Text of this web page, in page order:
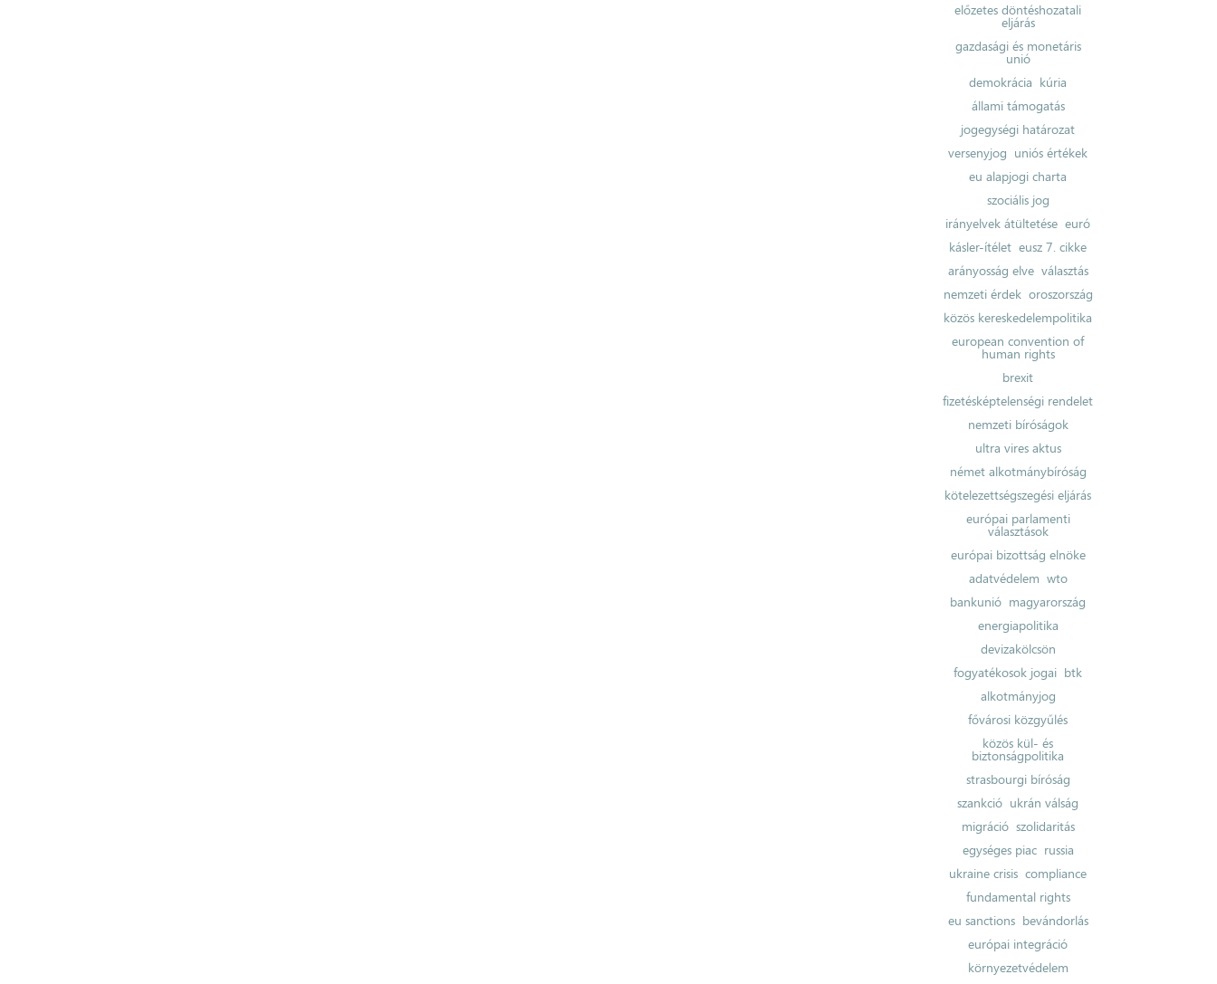
előzetes döntéshozatali
eljárás
gazdasági és monetáris
unió
demokrácia kúria
állami támogatás
jogegységi határozat
versenyjog uniós értékek
eu alapjogi charta
szociális jog
irányelvek átültetése euró
kásler-ítélet eusz 7. cikke
arányosság elve választás
nemzeti érdek oroszország
közös kereskedelempolitika
european convention of
human rights
brexit
fizetésképtelenségi rendelet
nemzeti bíróságok
ultra vires aktus
német alkotmánybíróság
kötelezettségszegési eljárás
európai parlamenti
választások
európai bizottság elnöke
adatvédelem wto
bankunió magyarország
energiapolitika
devizakölcsön
fogyatékosok jogai btk
alkotmányjog
fővárosi közgyűlés
közös kül- és
biztonságpolitika
strasbourgi bíróság
szankció ukrán válság
migráció szolidaritás
egységes piac russia
ukraine crisis compliance
fundamental rights
eu sanctions bevándorlás
európai integráció
környezetvédelem